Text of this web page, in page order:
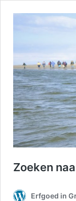
Zoeken
Erfgoed in